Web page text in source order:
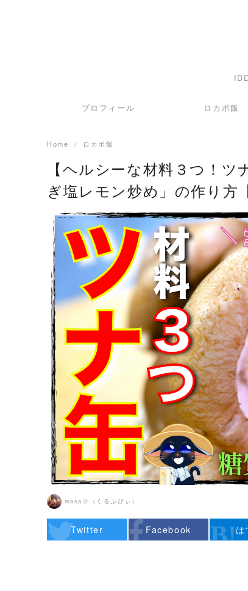
プロフィール ロカボ飯
Home ロカボ飯
【ヘルシーな材料３つ！
ぎ塩レモン炒め」の作り方
masa☆（くるぷぴぃ）
Twitter Facebook は